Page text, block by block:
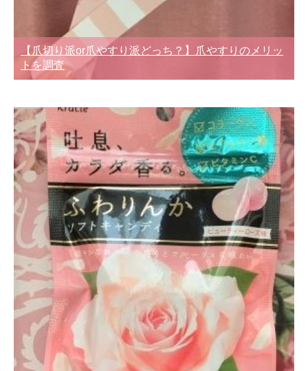
【爪切り派or爪やすり派どっち？】爪やすりのメリッ
トを調査